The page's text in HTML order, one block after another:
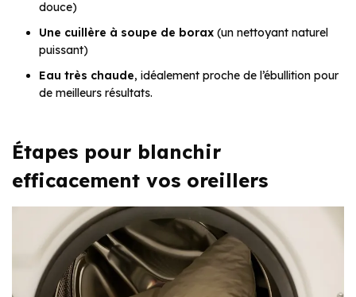
douce)
Une cuillère à soupe de borax (un nettoyant naturel
puissant)
Eau très chaude, idéalement proche de l’ébullition pour
de meilleurs résultats.
Étapes pour blanchir
efficacement vos oreillers